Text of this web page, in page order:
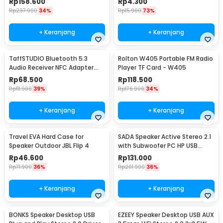
Rp237.900 34%
+ Keranjang
Rp15.900 73%
+ Keranjang
TaffSTUDIO Bluetooth 5.3
Audio Receiver NFC Adapter
Speaker AUX RCA - B10
Rp68.500
Rp111.900 39%
+ Keranjang
Rolton W405 Portable FM Radio
Player TF Card - W405
Rp118.500
Rp176.900 34%
+ Keranjang
Travel EVA Hard Case for
Speaker Outdoor JBL Flip 4
Rp46.600
Rp71.900 36%
+ Keranjang
SADA Speaker Active Stereo 2.1
with Subwoofer PC HP USB
Power 6W - D-202
Rp131.000
Rp201.900 36%
+ Keranjang
BONKS Speaker Desktop USB
EZEEY Speaker Desktop USB AUX